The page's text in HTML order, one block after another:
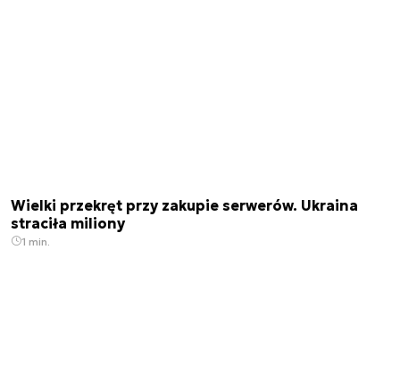
Wielki przekręt przy zakupie serwerów. Ukraina
straciła miliony
1 min.